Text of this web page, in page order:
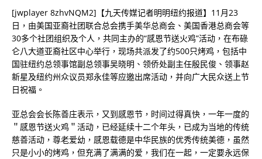
[jwplayer 8zhvNQM2]【九天传媒记者明明纽约报道】11月23
日，由美国亚裔社团联合总会携手美华总商会、美国香港总商会等
30多个社团组织及个人，共同主办的“感恩节送火鸡”活动，在布碌
仑八大道亚裔社区中心举行，现场共派发了约500只烤鸡，包括中
国驻纽约总领事馆副总领事吴晓明、领侨处副主任殷民俊、领事赵
新星及纽约州众议员郑永佳等应邀出席活动，并向广大民众送上节
日祝福。
亚总会会长陈善庄表示，又到感恩节，时间过得真快，一年一度的
＂感恩节送火鸡＂活动，已经延续十二个年头，已成为当地的传统
慈善活动，尊老爱幼，感恩载德是中华民族的优秀传统美德，虽然
只是小小的烤鸡，但充满了满满的爱，我们在一起，一定要永远保